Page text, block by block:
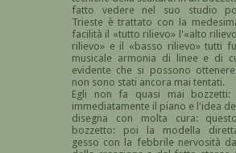
fatto vedere nel suo studio
Trieste è trattato con la
facilità il «tutto rilievo» l'«alto
rilievo» e il «basso rilievo» tutti
musicale armonia di linee e di
evidente che si possono
non sono stati ancora mai tentati.
Egli non fa quasi mai bozzetti:
immediatamente il piano e l'idea
disegna con molta cura:
bozzetto: poi la modella
gesso con la febbrile nervosità